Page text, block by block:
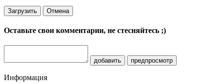
Загрузить Отмена
Оставьте свои комментарии, не стесняйтесь ;)
добавить предпросмотр
Информация